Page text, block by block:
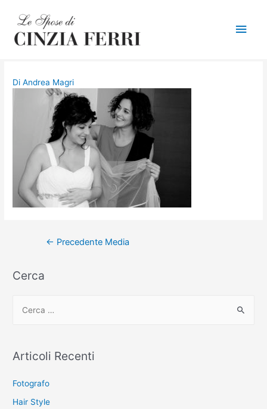
DiAndrea Magri
Navigazione
← Precedente Media
Cerca
c
:
Articoli Recenti
Fotografo
Hair Style